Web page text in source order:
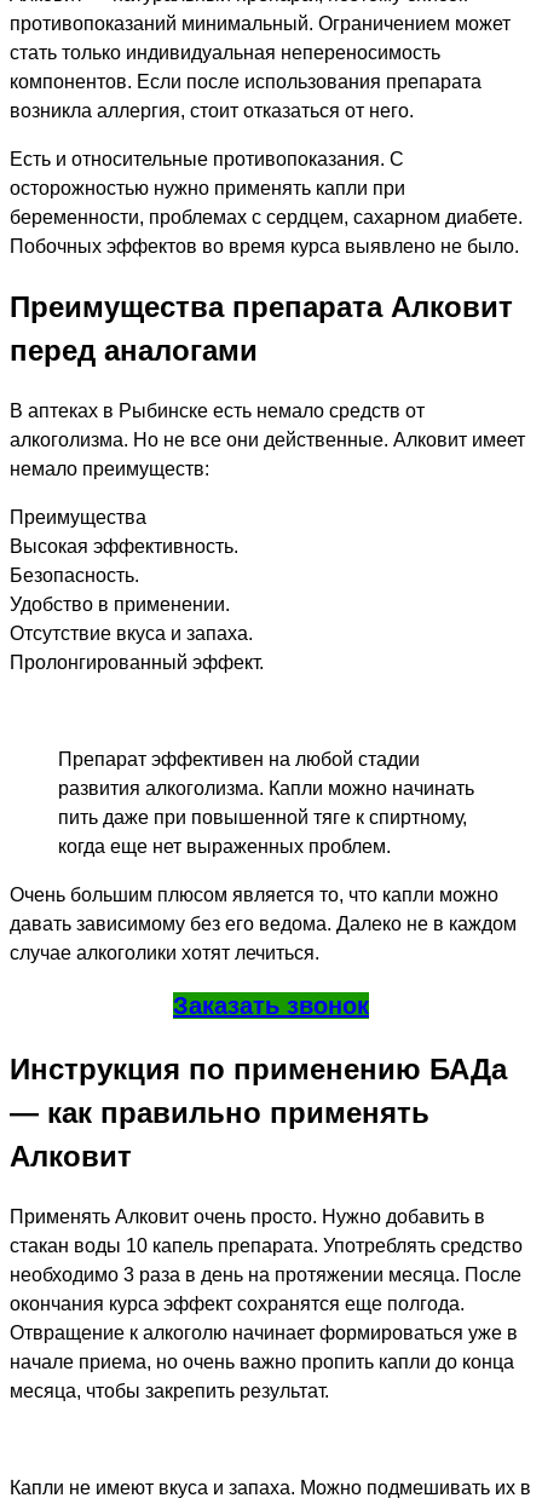
противопоказаний минимальный. Ограничением может
стать только индивидуальная непереносимость
компонентов. Если после использования препарата
возникла аллергия, стоит отказаться от него.
Есть и относительные противопоказания. С
осторожностью нужно применять капли при
беременности, проблемах с сердцем, сахарном диабете.
Побочных эффектов во время курса выявлено не было.
Преимущества препарата Алковит
перед аналогами
В аптеках в Рыбинске есть немало средств от
алкоголизма. Но не все они действенные. Алковит имеет
немало преимуществ:
Преимущества
Высокая эффективность.
Безопасность.
Удобство в применении.
Отсутствие вкуса и запаха.
Пролонгированный эффект.
Препарат эффективен на любой стадии
развития алкоголизма. Капли можно начинать
пить даже при повышенной тяге к спиртному,
когда еще нет выраженных проблем.
Очень большим плюсом является то, что капли можно
давать зависимому без его ведома. Далеко не в каждом
случае алкоголики хотят лечиться.
Заказать звонок
Инструкция по применению БАДа
— как правильно применять
Алковит
Применять Алковит очень просто. Нужно добавить в
стакан воды 10 капель препарата. Употреблять средство
необходимо 3 раза в день на протяжении месяца. После
окончания курса эффект сохранятся еще полгода.
Отвращение к алкоголю начинает формироваться уже в
начале приема, но очень важно пропить капли до конца
месяца, чтобы закрепить результат.
Капли не имеют вкуса и запаха. Можно подмешивать их в